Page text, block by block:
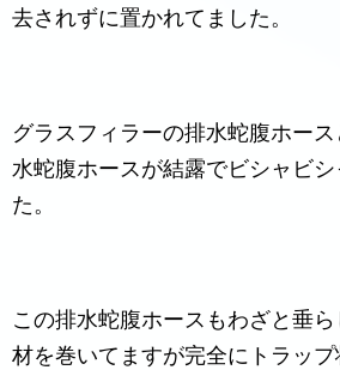
去されずに置かれてました。
グラスフィラーの排水蛇腹ホー
水蛇腹ホースが結露でビシャビ
た。
この排水蛇腹ホースもわざと垂
材を巻いてますが完全にトラップ